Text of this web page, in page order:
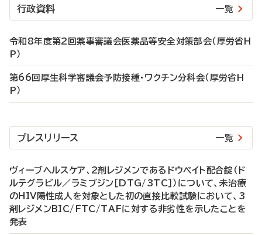
行政資料 一覧
令和8年度第2回薬事審議会医薬品等安全対策部会（厚労省H
P）
第66回厚生科学審議会予防接種・ワクチン分科会（厚労省H
P）
プレスリリース 一覧
ヴィーブヘルスケア、2剤レジメンであるドウベイト配合錠（ド
ルテグラビル／ラミブジン［DTG/3TC］）について、未治療
のHIV陽性成人を対象とした初の直接比較試験において、3
剤レジメンBIC/FTC/TAFに対する非劣性を示したことを
発表